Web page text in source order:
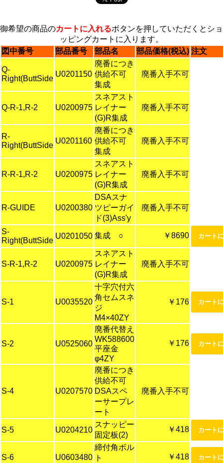
御希望の商品のカートに入れるボタンを押していただくとショ
ッピングカートに入ります。
図中番号
部品番号 部品名 部品価格(税込) 注文
Q-
Right(ButtSide
U0201150
廃番につき
供給不可
集成
廃番入手不可
Q-R-1,R-2 U0200975
スネアスト
レイナー
(G)R集成
廃番入手不可
R-
Right(ButtSide
U0201160
廃番につき
供給不可
集成
廃番入手不可
R-R-1,R-2 U0200975
スネアスト
レイナー
(G)R集成
廃番入手不可
R-GUIDE U0200380
DSAスナ
ツピーガイ
ド(3)Ass'y
廃番入手不可
S-
Right(ButtSide
U0201050 集成 ○ ￥8690
S-R-1,R-2 U0200975
スネアスト
レイナー
(G)R集成
廃番入手不可
S-1 U0035520
十字穴付六
角セムスネ
ジ
M4×40ZY
￥176
S-2 U0525060
廃番代替え
WK588600
平座金
φ4ZY
￥176
S-4 U0207570
廃番につき
供給不可
DSAスペ
ーサープレ
ート
廃番入手不可
S-5 U0204210
スナッピー
固定板(2)
￥418
S-6 U0603480
締付角ボル
ト
￥418